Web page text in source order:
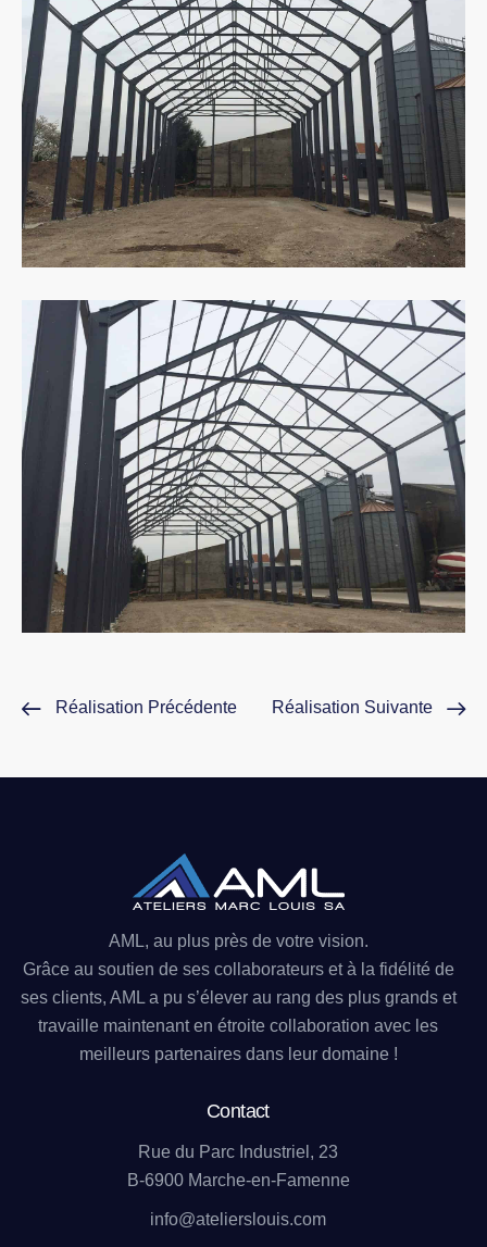
Réalisation Précédente Réalisation Suivante
AML, au plus près de votre vision.
Grâce au soutien de ses collaborateurs et à la fidélité de
ses clients, AML a pu s’élever au rang des plus grands et
travaille maintenant en étroite collaboration avec les
meilleurs partenaires dans leur domaine !
Contact
Rue du Parc Industriel, 23
B-6900 Marche-en-Famenne
info@atelierslouis.com